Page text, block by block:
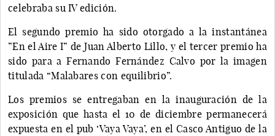
celebraba su IV edición.
El segundo premio ha sido otorgado a la instantánea
”En el Aire I” de Juan Alberto Lillo, y el tercer premio ha
sido para a Fernando Fernández Calvo por la imagen
titulada “Malabares con equilibrio”.
Los premios se entregaban en la inauguración de la
exposición que hasta el 10 de diciembre permanecerá
expuesta en el pub ‘Vaya Vaya’, en el Casco Antiguo de la